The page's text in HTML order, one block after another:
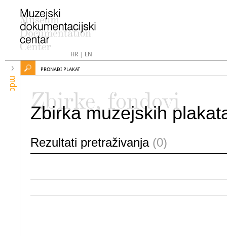
HR| EN
mdc
PRONAĐI PLAKAT
Zbirke, fondovi
Zbirka muzejskih
Rezultati pretraživanja (0)